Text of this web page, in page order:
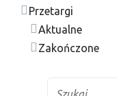
Przetargi
Aktualne
Zakończone